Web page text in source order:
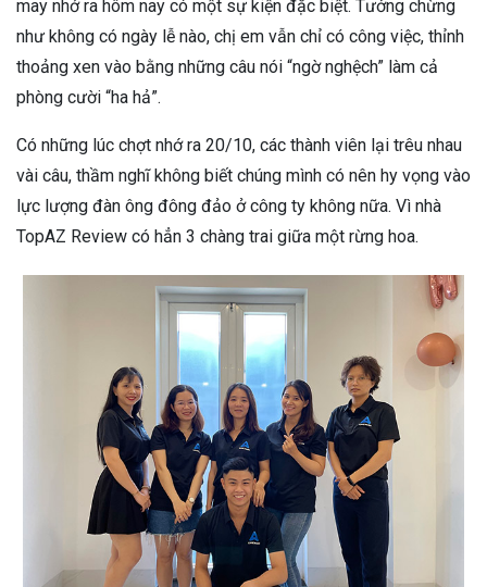
may nhớ ra hôm nay có một sự kiện đặc biệt. Tưởng chừng
như không có ngày lễ nào, chị em vẫn chỉ có công việc, thỉnh
thoảng xen vào bằng những câu nói “ngờ nghệch” làm cả
phòng cười “ha hả”.
Có những lúc chợt nhớ ra 20/10, các thành viên lại trêu nhau
vài câu, thầm nghĩ không biết chúng mình có nên hy vọng vào
lực lượng đàn ông đông đảo ở công ty không nữa. Vì nhà
TopAZ Review có hẳn 3 chàng trai giữa một rừng hoa.